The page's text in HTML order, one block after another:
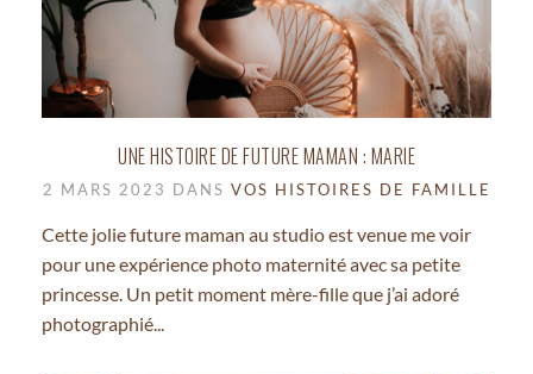
UNE HISTOIRE DE FUTURE MAMAN : MARIE
2 MARS 2023 DANS VOS HISTOIRES DE FAMILLE
Cette jolie future maman au studio est venue me voir
pour une expérience photo maternité avec sa petite
princesse. Un petit moment mère-fille que j’ai adoré
photographié...